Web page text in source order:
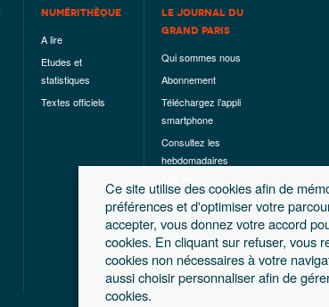
NUMÉRITHÈQUE
A lire
Etudes et
statistiques
Textes officiels
LE JOURNAL DU
GRAND PARIS
Qui sommes nous
Abonnement
Téléchargez l’appli
smartphone
Consultez les
hebdomadaires
Les hors-séries
Mentions légales
Conditions
générales de
ventes
Ce site utilise des cookies afin de
préférences et d'optimiser votre
accepter, vous donnez votre accord
cookies. En cliquant sur refuser, vous
cookies non nécessaires à votre
aussi choisir personnaliser afin de
cookies.